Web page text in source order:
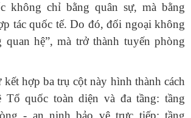
không chỉ bằng quân sự, mà bằng
tác quốc tế. Do đó, đối ngoại không
quan hệ”, mà trở thành tuyến phòng
kết hợp ba trụ cột này hình thành cách
Tổ quốc toàn diện và đa tầng: tầng